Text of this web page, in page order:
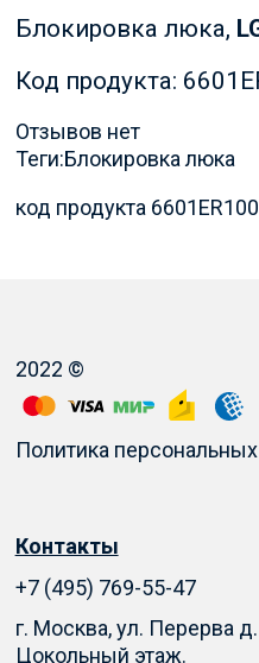
Блокировка люка,
Код продукта:
Отзывов нет
Теги:Блокировка люка
код продукта
2022 ©
Политика
Контакты
+7 (495) 769-55-47
г. Москва, ул. Перерва
Цокольный этаж.